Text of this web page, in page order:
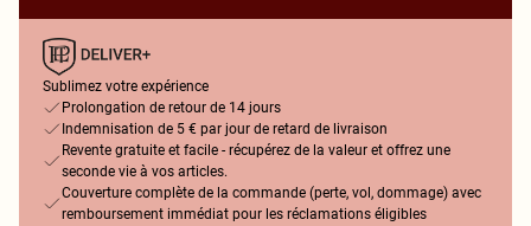
Sublimez votre expérience
Prolongation de retour de 14 jours
Indemnisation de 5 € par jour de retard de livraison
Revente gratuite et facile - récupérez de la valeur et offrez une
seconde vie à vos articles.
Couverture complète de la commande (perte, vol, dommage) avec
remboursement immédiat pour les réclamations éligibles